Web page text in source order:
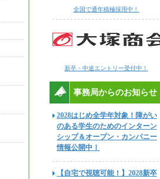
全国で通年積極採用中！
新卒・中途エントリー受付中！
事務局からのお知らせ
2028はじめ全学年対象！障がい
のある学生のためのインターン
シップ＆オープン・カンパニー
情報公開中！
【自宅で視聴可能！】2028新卒